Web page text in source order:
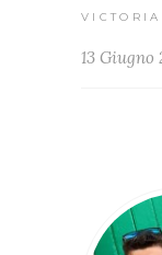
13 Giugno